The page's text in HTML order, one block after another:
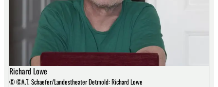
Richard Lowe
© ©A.T. Schaefer/Landestheater Detmold: Richard Lowe